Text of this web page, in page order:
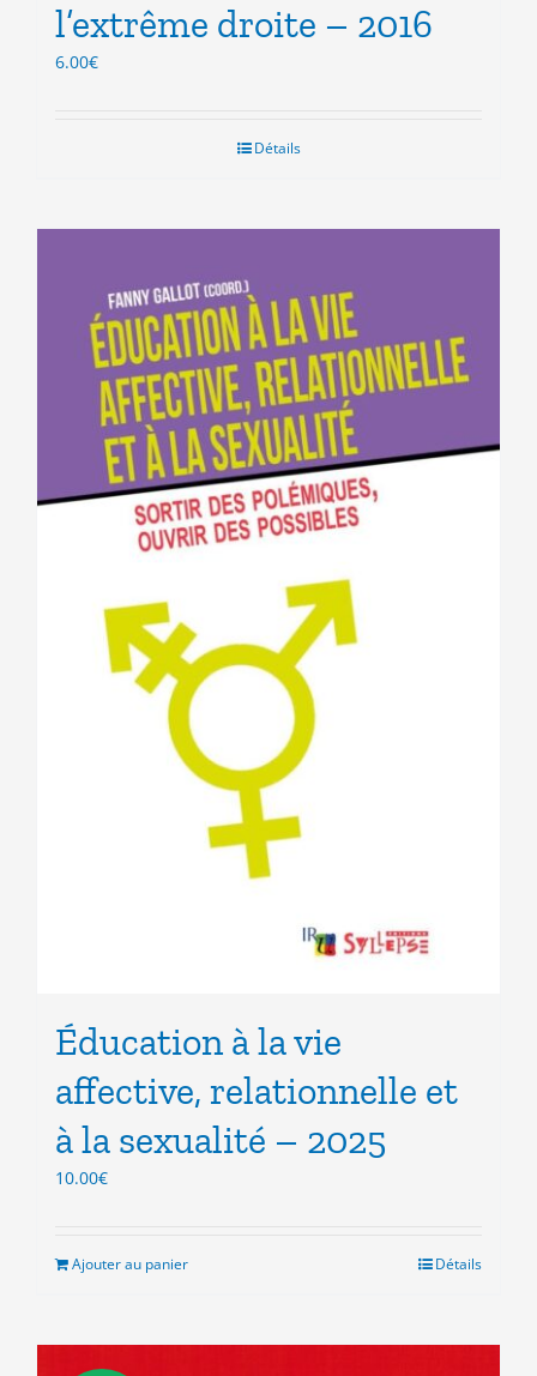
l’extrême droite – 2016
6.00€
Détails
Éducation à la vie
affective, relationnelle et
à la sexualité – 2025
10.00€
Ajouter au panier Détails